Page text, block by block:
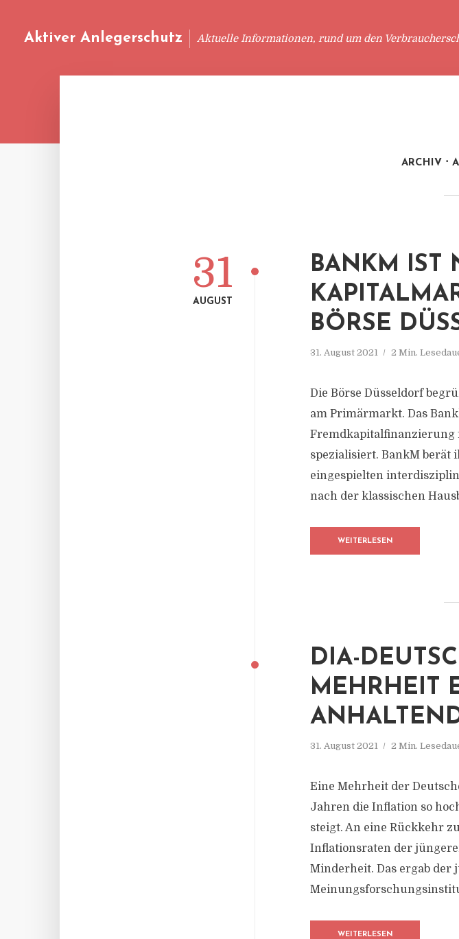
Aktiver Anlegerschutz Aktuelle Informationen, rund um den
ARCHIV
BANKM IST
BÖRSE
31. August 2021 2 Min.
31
AUGUST
Die Börse Düsseldorf
am Primärmarkt. Das
spezialisiert. BankM
eingespielten
nach der klassischen
WEITERLESEN
DIA-
MEHRHEIT
31. August 2021 2 Min.
Eine Mehrheit der
Jahren die Inflation so
steigt. An eine Rückkehr
Inflationsraten der
Minderheit. Das ergab der
WEITERLESEN